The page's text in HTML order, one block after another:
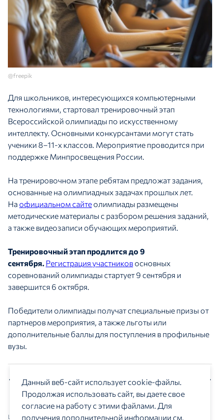
@freepik
Для школьников, интересующихся компьютерными
технологиями, стартовал тренировочный этап
Всероссийской олимпиады по искусственному
интеллекту. Основными конкурсантами могут стать
ученики 8–11-х классов. Мероприятие проводится при
поддержке Минпросвещения России.
На тренировочном этапе ребятам предложат задания,
основанные на олимпиадных задачах прошлых лет.
На официальном сайтеолимпиады размещены
методические материалы с разбором решения заданий,
а также видеозаписи обучающих мероприятий.
Тренировочный этап продлится до 9
сентября. Регистрация участниковосновных
соревнований олимпиады стартует 9 сентября и
завершится 6 октября.
Победители олимпиады получат специальные призы от
партнеров мероприятия, а также льготы или
дополнительные баллы для поступления в профильные
вузы.
Предыдущая новость Следующая новость
Центр изучения и сетевого мониторинга молодежной
Данный веб-сайт использует cookie-файлы.
Продолжая использовать сайт, вы даете свое
согласие на работу с этими файлами. Для
получения дополнительной информации см.